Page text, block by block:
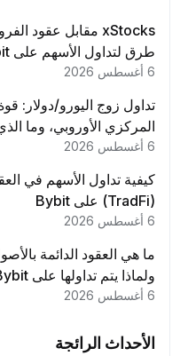
طرق لتداول الأسهم على Bybit
تداول زوج اليورو/دولار: قوة
المركزي الأوروبي، وما الذي
كيفية تداول الأسهم في العقود
ولماذا يتم تداولها على Bybit؟
الأحداث الرائجة